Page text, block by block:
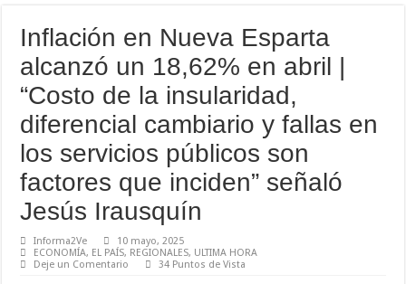
Inflación en Nueva Esparta
alcanzó un 18,62% en abril |
“Costo de la insularidad,
diferencial cambiario y fallas en
los servicios públicos son
factores que inciden” señaló
Jesús Irausquín
Informa2Ve
10 mayo, 2025
ECONOMÍA, EL PAÍS, REGIONALES, ULTIMA HORA
Deje un Comentario
34 Puntos de Vista